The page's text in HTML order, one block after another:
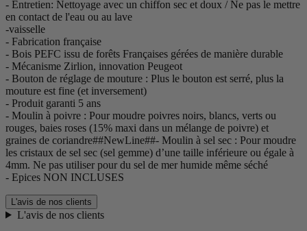
- Entretien: Nettoyage avec un chiffon sec et doux / Ne pas le mettre
en contact de l'eau ou au lave
-vaisselle
- Fabrication française
- Bois PEFC issu de forêts Françaises gérées de manière durable
- Mécanisme Zirlion, innovation Peugeot
- Bouton de réglage de mouture : Plus le bouton est serré, plus la
mouture est fine (et inversement)
- Produit garanti 5 ans
- Moulin à poivre : Pour moudre poivres noirs, blancs, verts ou
rouges, baies roses (15% maxi dans un mélange de poivre) et
graines de coriandre##NewLine##- Moulin à sel sec : Pour moudre
les cristaux de sel sec (sel gemme) d’une taille inférieure ou égale à
4mm. Ne pas utiliser pour du sel de mer humide même séché
- Epices NON INCLUSES
L'avis de nos clients
L'avis de nos clients